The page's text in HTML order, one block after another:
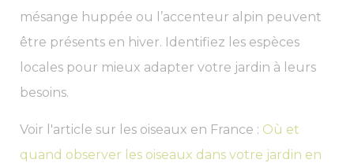
mésange huppée ou l’accenteur alpin peuvent
être présents en hiver. Identifiez les espèces
locales pour mieux adapter votre jardin à leurs
besoins.
Voir l'article sur les oiseaux en France : Où et
quand observer les oiseaux dans votre jardin en